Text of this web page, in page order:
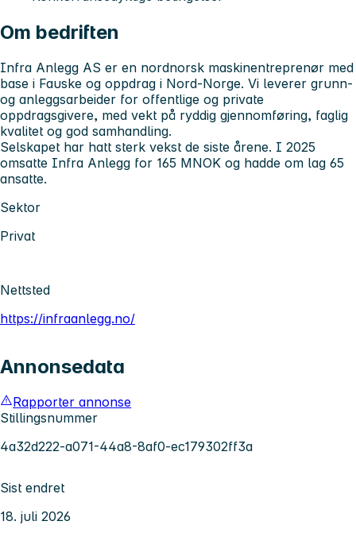
Om bedriften
Infra Anlegg AS er en nordnorsk maskinentreprenør med
base i Fauske og oppdrag i Nord-Norge. Vi leverer grunn-
og anleggsarbeider for offentlige og private
oppdragsgivere, med vekt på ryddig gjennomføring, faglig
kvalitet og god samhandling.
Selskapet har hatt sterk vekst de siste årene. I 2025
omsatte Infra Anlegg for 165 MNOK og hadde om lag 65
ansatte.
Sektor
Privat
Nettsted
https://infraanlegg.no/
Annonsedata
Rapporter annonse
Stillingsnummer
4a32d222-a071-44a8-8af0-ec179302ff3a
Sist endret
18. juli 2026